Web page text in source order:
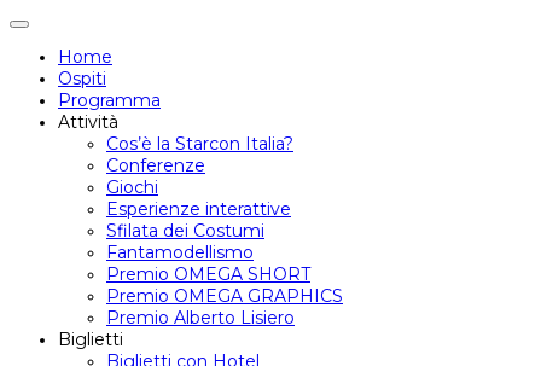
Attiva/disattiva
navigazione
Home
Ospiti
Programma
Attività
Cos’è la Starcon Italia?
Conferenze
Giochi
Esperienze interattive
Sfilata dei Costumi
Fantamodellismo
Premio OMEGA SHORT
Premio OMEGA GRAPHICS
Premio Alberto Lisiero
Biglietti
Biglietti con Hotel